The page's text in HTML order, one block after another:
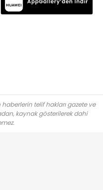
telif hakları gazete ve
kaynak gösterilerek dahi